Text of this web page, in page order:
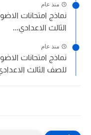
منذ عام
نماذج امتحانات
الثالث الاعدادي...
منذ عام
نماذج امتحانات
للصف الثالث